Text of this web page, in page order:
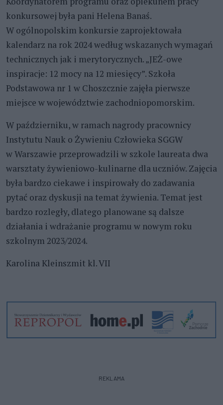
konkursowej była pani Helena Banaś.
W ogólnopolskim konkursie zaprojektowała
kalendarz na rok 2024 według wskazanych wymagań
technicznych jak i merytorycznych. „JEŻ-owe
inspiracje: 12 mocy na 12 miesięcy”. Szkoła
Podstawowa nr 1 w Choszcznie zajęła pierwsze
miejsce w województwie zachodniopomorskim.
W październiku, w ramach nagrody pracownicy
Instytutu Nauk o Żywieniu Człowieka SGGW
w Warszawie przeprowadzili w szkole laureata dwa
warsztaty żywieniowo-kulinarne dla uczniów. Zajęcia
była bardzo ciekawe i inspirowały do zadawania
pytać oraz dyskusji na temat żywienia. Temat jest
bardzo rozległy, dlatego planowane są dalsze
działania i wdrażanie programu w nowym roku
szkolnym 2023/2024.
Karolina Kleinszmit kl. VII
REKLAMA